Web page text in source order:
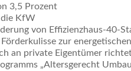
3,5 Prozent
die KfW
von Effizienzhaus-40-
zur
an private Eigentümer
„Altersgerecht